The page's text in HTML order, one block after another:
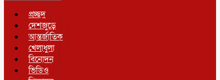
প্রচ্ছদ
দেশজুড়ে
আন্তর্জাতিক
খেলাধুলা
বিনোদন
ভিডিও